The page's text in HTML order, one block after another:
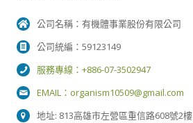
公司名稱：有機體事業股份有限公司
公司統編：59123149
服務專線：+886-07-3502947
EMAIL： organism10509@gmail.com
地址: 813高雄市左營區重信路608號2樓